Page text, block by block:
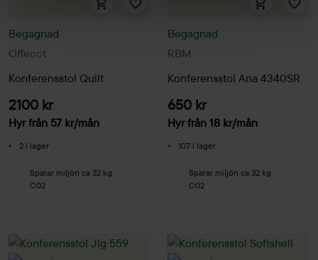
Offecct
Begagnad
Konferensstol Quilt
2100 kr
Hyr från 57 kr/mån
2 i lager
Sparar miljön ca 32 kg
C02
RBM
Begagnad
Konferensstol Ana 4340SR
650 kr
Hyr från 18 kr/mån
107 i lager
Sparar miljön ca 32 kg
C02